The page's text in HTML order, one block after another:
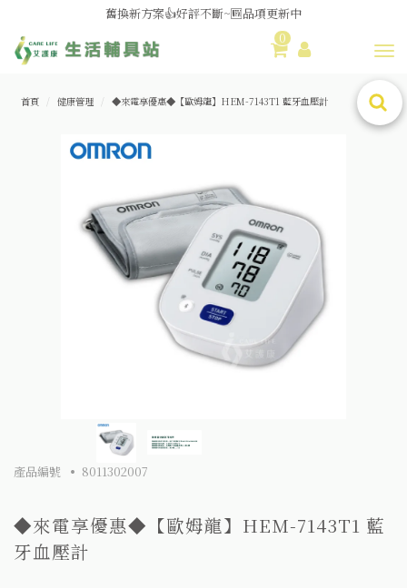
舊換新方案👍好評不斷~🆕品項更新中
😆備餐原來可以這麼輕鬆🎌KEWPIE介護食🍱營養均衡
0
首頁 健康管理 ◆來電享優惠◆【歐姆龍】HEM-7143T1 藍牙血壓計
產品編號 8011302007
◆來電享優惠◆【歐姆龍】HEM-7143T1 藍
牙血壓計